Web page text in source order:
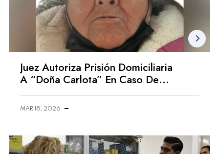
Juez Autoriza Prisión Domiciliaria
A “Doña Carlota” En Caso De
Doble Homicidio En Chalco
MAR 18, 2026